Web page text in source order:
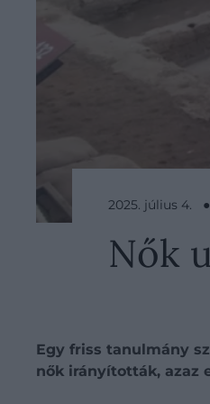
2025. július 4.
Nők
Egy friss tanulmány
nők irányították, azaz